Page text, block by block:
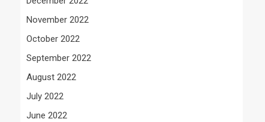
November 2022
October 2022
September 2022
August 2022
July 2022
June 2022